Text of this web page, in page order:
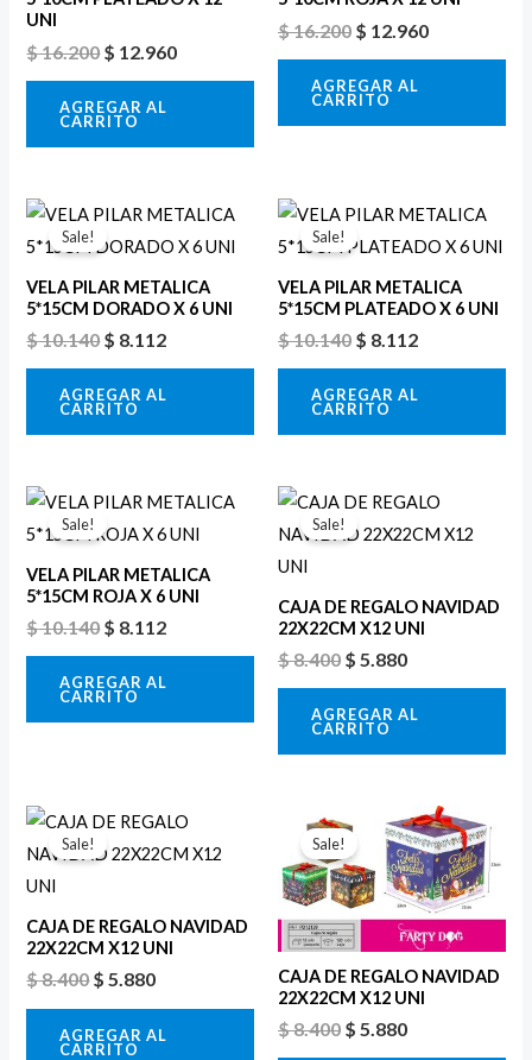
UNI
$16.200$ 12.960
AGREGAR AL
CARRITO
$16.200 $ 12.960
AGREGAR AL
CARRITO
Sale!
VELA PILAR METALICA
5*15CM DORADO X 6 UNI
$10.140
El
original
era:
$ 10.140.
$ 8.112
El
actual
es:
$ 8.112.
AGREGAR AL
CARRITO
Sale!
VELA PILAR METALICA
5*15CM PLATEADO X 6 UNI
$10.140
El
original
era:
$ 10.140.
$ 8.112
El
actual
es:
$ 8.112.
AGREGAR AL
CARRITO
Sale!
VELA PILAR METALICA
5*15CM ROJA X 6 UNI
$10.140
El
original
era:
$ 10.140.
$ 8.112
El
actual
es:
$ 8.112.
AGREGAR AL
CARRITO
Sale!
CAJA DE REGALO NAVIDAD
22X22CM X12 UNI
$8.400
El
original
$ 5.880
El
actual
AGREGAR AL
CARRITO
Sale!
CAJA DE REGALO NAVIDAD
22X22CM X12 UNI
$8.400
El
precio
original
$ 5.880
El
actual
AGREGAR AL
CARRITO
Sale!
CAJA DE REGALO NAVIDAD
22X22CM X12 UNI
$8.400
precio
original
era:
$ 8.400.
$ 5.880
El
precio
actual
es:
$ 5.880.